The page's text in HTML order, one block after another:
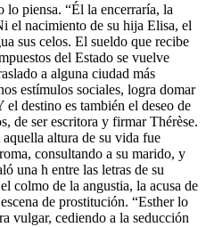
lo piensa. “Él la encerraría, la
el nacimiento de su hija Elisa, el
sus celos. El sueldo que recibe
del Estado se vuelve
a alguna ciudad más
estímulos sociales, logra domar
destino es también el deseo de
de ser escritora y firmar Thérèse.
altura de su vida fue
consultando a su marido, y
una h entre las letras de su
colmo de la angustia, la acusa de
de prostitución. “Esther lo
vulgar, cediendo a la seducción